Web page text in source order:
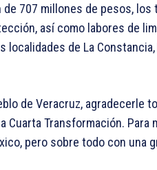
de 707 millones de pesos,
así como labores de
localidades de La
de Veracruz, agradecerle
Cuarta Transformación.
pero sobre todo con una